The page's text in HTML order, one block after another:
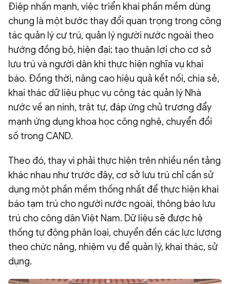
Điệp nhấn mạnh, việc triển khai phần mềm dùng
chung là một bước thay đổi quan trọng trong công
tác quản lý cư trú, quản lý người nước ngoài theo
hướng đồng bộ, hiện đại; tạo thuận lợi cho cơ sở
lưu trú và người dân khi thực hiện nghĩa vụ khai
báo. Đồng thời, nâng cao hiệu quả kết nối, chia sẻ,
khai thác dữ liệu phục vụ công tác quản lý Nhà
nước về an ninh, trật tự, đáp ứng chủ trương đẩy
mạnh ứng dụng khoa học công nghệ, chuyển đổi
số trong CAND.
Theo đó, thay vì phải thực hiện trên nhiều nền tảng
khác nhau như trước đây, cơ sở lưu trú chỉ cần sử
dụng một phần mềm thống nhất để thực hiện khai
báo tạm trú cho người nước ngoài, thông báo lưu
trú cho công dân Việt Nam. Dữ liệu sẽ được hệ
thống tự động phân loại, chuyển đến các lực lượng
theo chức năng, nhiệm vụ để quản lý, khai thác, sử
dụng.